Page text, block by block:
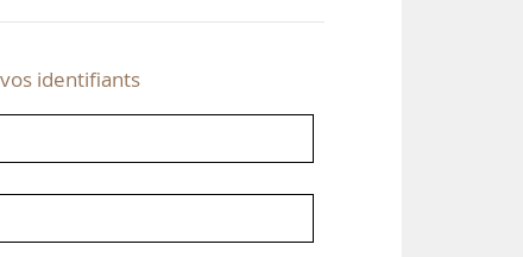
identifiants